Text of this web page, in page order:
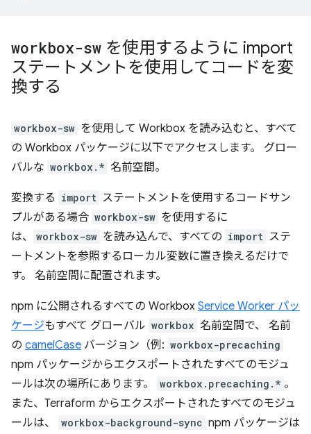
workbox-sw を使用するように import
ステートメントを使用してコードを変
換する
workbox-sw を使用して Workbox を読み込むと、すべて
の Workbox パッケージに以下でアクセスします。 グロー
バルな workbox.* 名前空間。
変換する import ステートメントを使用するコードサン
プルがある場合 workbox-sw を使用するに
は、
workbox-sw を読み込んで、すべての import ステ
ートメントを参照するローカル変数に置き換えるだけで
す。 名前空間に配置されます。
npm に公開されるすべての Workbox Service Worker パッ
ケージもすべて グローバル workbox 名前空間で、 名前
の camelCase バージョン（例: workbox-precaching
npm パッケージからエクスポートされたすべてのモジュ
ールは次の場所にあります。
workbox.precaching.* 。
また、Terraform からエクスポートされたすべてのモジュ
ールは、
workbox-background-sync npm パッケージは